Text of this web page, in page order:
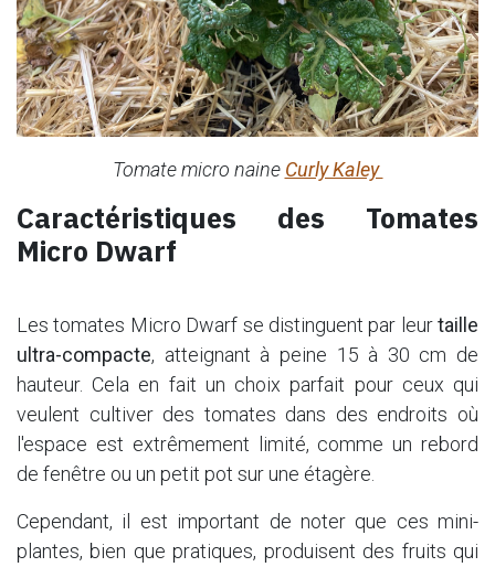
Tomate micro naine Curly Kaley
Caractéristiques des Tomates
Micro Dwarf
Les tomates Micro Dwarf se distinguent par leurtaille
ultra-compacte, atteignant à peine 15 à 30 cm de
hauteur. Cela en fait un choix parfait pour ceux qui
veulent cultiver des tomates dans des endroits où
l'espace est extrêmement limité, comme un rebord
de fenêtre ou un petit pot sur une étagère.
Cependant, il est important de noter que ces mini-
plantes, bien que pratiques, produisent des fruits qui